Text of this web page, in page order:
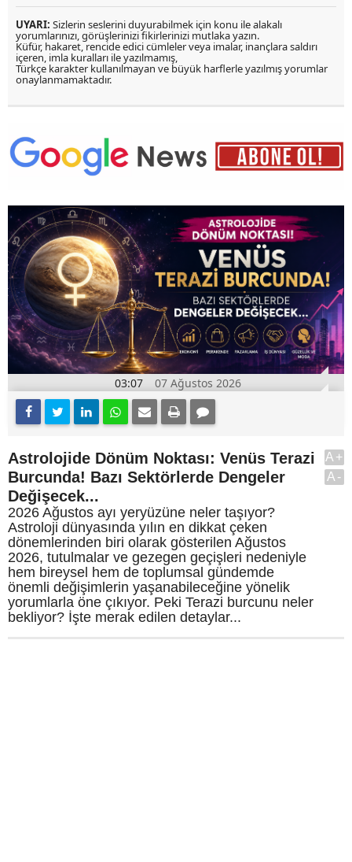
UYARI: Sizlerin seslerini duyurabilmek için konu ile alakalı
yorumlarınızı, görüşlerinizi fikirlerinizi mutlaka yazın.
Küfür, hakaret, rencide edici cümleler veya imalar, inançlara saldırı
içeren, imla kuralları ile yazılmamış,
Türkçe karakter kullanılmayan ve büyük harflerle yazılmış yorumlar
onaylanmamaktadır.
03:07 07 Ağustos 2026
Astrolojide Dönüm Noktası: Venüs Terazi
Burcunda! Bazı Sektörlerde Dengeler
Değişecek...
2026 Ağustos ayı yeryüzüne neler taşıyor?
Astroloji dünyasında yılın en dikkat çeken
dönemlerinden biri olarak gösterilen Ağustos
2026, tutulmalar ve gezegen geçişleri nedeniyle
hem bireysel hem de toplumsal gündemde
önemli değişimlerin yaşanabileceğine yönelik
yorumlarla öne çıkıyor. Peki Terazi burcunu neler
bekliyor? İşte merak edilen detaylar...
A+
A-